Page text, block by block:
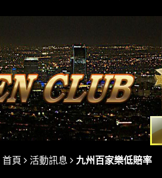
首頁 活動訊息 九州百家樂低賠率